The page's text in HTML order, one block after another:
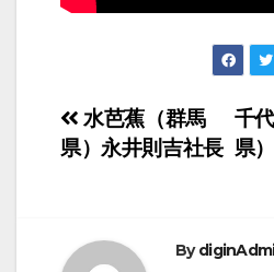
投
稿
ビ
千
県
水芭蕉（群馬
県）永井則吉社長
By